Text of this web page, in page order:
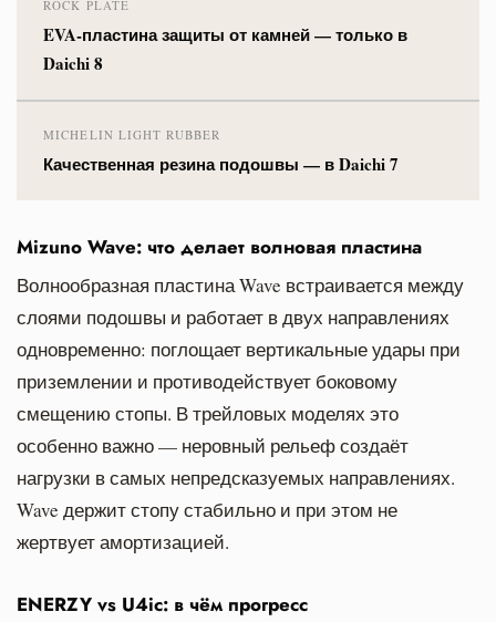
ROCK PLATE
EVA-пластина защиты от камней — только в
Daichi 8
MICHELIN LIGHT RUBBER
Качественная резина подошвы — в Daichi 7
Mizuno Wave: что делает волновая пластина
Волнообразная пластина Wave встраивается между
слоями подошвы и работает в двух направлениях
одновременно: поглощает вертикальные удары при
приземлении и противодействует боковому
смещению стопы. В трейловых моделях это
особенно важно — неровный рельеф создаёт
нагрузки в самых непредсказуемых направлениях.
Wave держит стопу стабильно и при этом не
жертвует амортизацией.
ENERZY vs U4ic: в чём прогресс